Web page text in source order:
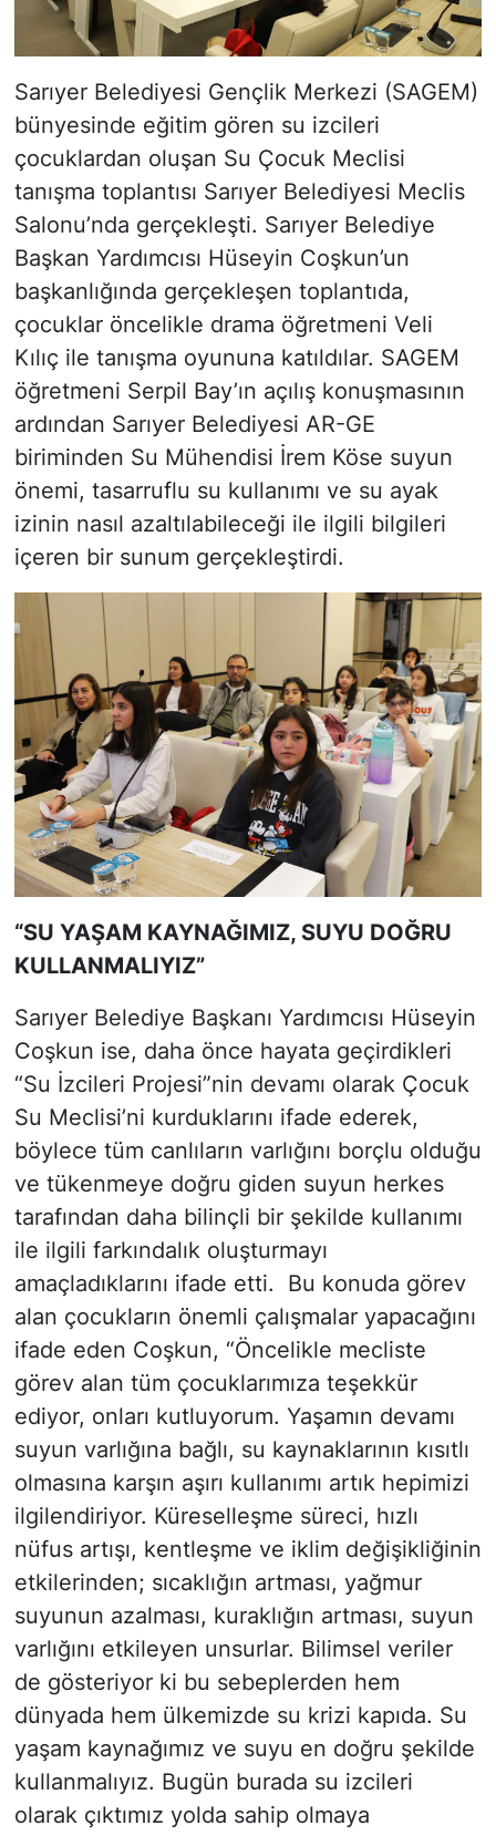
Sarıyer Belediyesi Gençlik Merkezi (SAGEM)
bünyesinde eğitim gören su izcileri
çocuklardan oluşan Su Çocuk Meclisi
tanışma toplantısı Sarıyer Belediyesi Meclis
Salonu’nda gerçekleşti. Sarıyer Belediye
Başkan Yardımcısı Hüseyin Coşkun’un
başkanlığında gerçekleşen toplantıda,
çocuklar öncelikle drama öğretmeni Veli
Kılıç ile tanışma oyununa katıldılar. SAGEM
öğretmeni Serpil Bay’ın açılış konuşmasının
ardından Sarıyer Belediyesi AR-GE
biriminden Su Mühendisi İrem Köse suyun
önemi, tasarruflu su kullanımı ve su ayak
izinin nasıl azaltılabileceği ile ilgili bilgileri
içeren bir sunum gerçekleştirdi.
“SU YAŞAM KAYNAĞIMIZ, SUYU DOĞRU
KULLANMALIYIZ”
Sarıyer Belediye Başkanı Yardımcısı Hüseyin
Coşkun ise, daha önce hayata geçirdikleri
“Su İzcileri Projesi”nin devamı olarak Çocuk
Su Meclisi’ni kurduklarını ifade ederek,
böylece tüm canlıların varlığını borçlu olduğu
ve tükenmeye doğru giden suyun herkes
tarafından daha bilinçli bir şekilde kullanımı
ile ilgili farkındalık oluşturmayı
amaçladıklarını ifade etti. Bu konuda görev
alan çocukların önemli çalışmalar yapacağını
ifade eden Coşkun, “Öncelikle mecliste
görev alan tüm çocuklarımıza teşekkür
ediyor, onları kutluyorum. Yaşamın devamı
suyun varlığına bağlı, su kaynaklarının kısıtlı
olmasına karşın aşırı kullanımı artık hepimizi
ilgilendiriyor. Küreselleşme süreci, hızlı
nüfus artışı, kentleşme ve iklim değişikliğinin
etkilerinden; sıcaklığın artması, yağmur
suyunun azalması, kuraklığın artması, suyun
varlığını etkileyen unsurlar. Bilimsel veriler
de gösteriyor ki bu sebeplerden hem
dünyada hem ülkemizde su krizi kapıda. Su
yaşam kaynağımız ve suyu en doğru şekilde
kullanmalıyız. Bugün burada su izcileri
olarak çıktımız yolda sahip olmaya